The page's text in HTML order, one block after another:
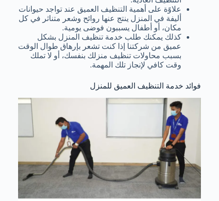
علاوًة على أهمية التنظيف العميق عند تواجد حيوانات
أليفة في المنزل ينتج عنها روائح وشعر متناثر في كل
مكان، أو أطفال يسببون فوضى يومية.
كذلك يمكنك طلب خدمة تنظيف المنزل بشكل
عميق من شركتنا إذا كنت تشعر بإرهاق طوال الوقت
بسبب محاولات تنظيف منزلك بنفسك، أو لا تملك
وقت كافي لإنجاز تلك المهمة.
فوائد خدمة التنظيف العميق للمنزل